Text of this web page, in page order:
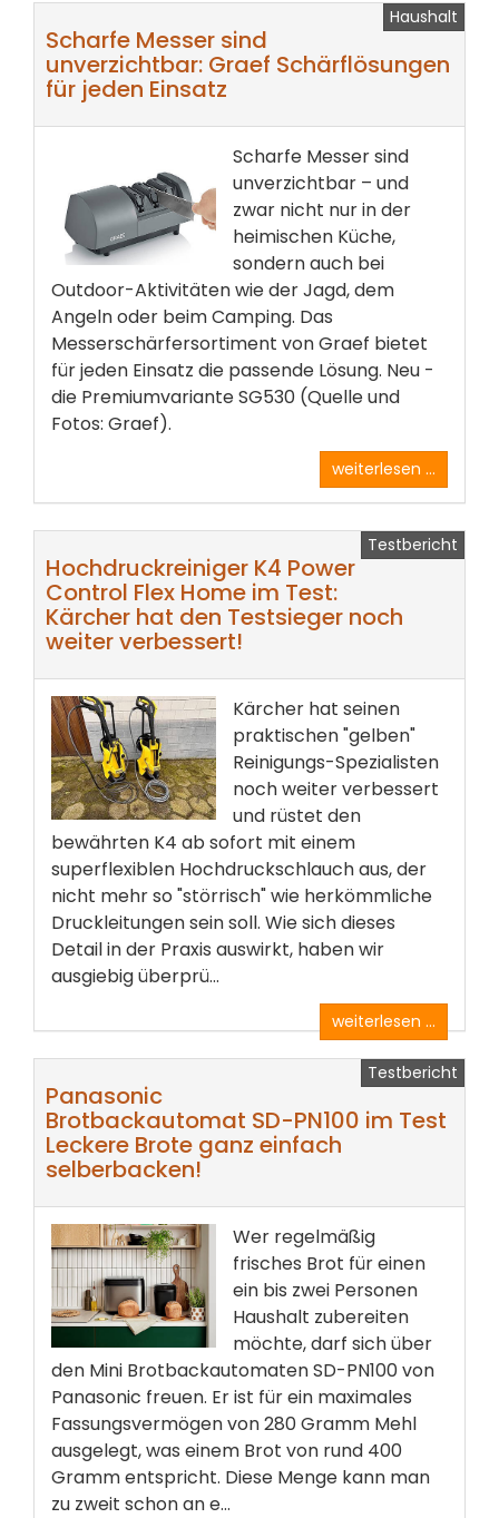
Haushalt
Scharfe Messer sind
unverzichtbar: Graef Schärflösungen
für jeden Einsatz
Scharfe Messer sind
unverzichtbar – und
zwar nicht nur in der
heimischen Küche,
sondern auch bei
Outdoor-Aktivitäten wie der Jagd, dem
Angeln oder beim Camping. Das
Messerschärfersortiment von Graef bietet
für jeden Einsatz die passende Lösung. Neu -
die Premiumvariante SG530 (Quelle und
Fotos: Graef).
weiterlesen ...
Testbericht
Hochdruckreiniger K4 Power
Control Flex Home im Test:
Kärcher hat den Testsieger noch
weiter verbessert!
Kärcher hat seinen
praktischen "gelben"
Reinigungs-Spezialisten
noch weiter verbessert
und rüstet den
bewährten K4 ab sofort mit einem
superflexiblen Hochdruckschlauch aus, der
nicht mehr so "störrisch" wie herkömmliche
Druckleitungen sein soll. Wie sich dieses
Detail in der Praxis auswirkt, haben wir
ausgiebig überprü...
weiterlesen ...
Testbericht
Panasonic
Brotbackautomat SD-PN100 im Test
Leckere Brote ganz einfach
selberbacken!
Wer regelmäßig
frisches Brot für einen
ein bis zwei Personen
Haushalt zubereiten
möchte, darf sich über
den Mini Brotbackautomaten SD-PN100 von
Panasonic freuen. Er ist für ein maximales
Fassungsvermögen von 280 Gramm Mehl
ausgelegt, was einem Brot von rund 400
Gramm entspricht. Diese Menge kann man
zu zweit schon an e...